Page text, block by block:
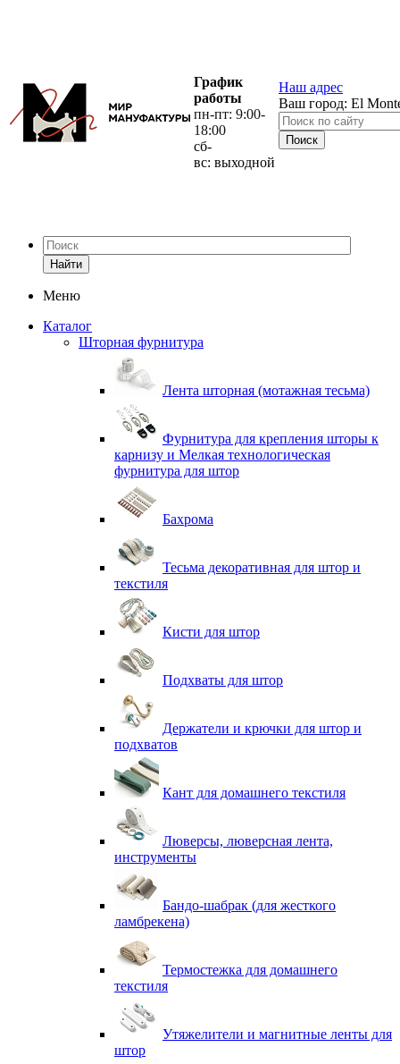
График
работы
пн-пт: 9:00-
18:00
сб-
вс: выходной
Наш адрес
Ваш город: El
Найти
Меню
Каталог
Шторная фурнитура
Лента шторная (мотажная тесьма)
Фурнитура для крепления шторы к
карнизу и Мелкая технологическая
фурнитура для штор
Бахрома
Тесьма декоративная для штор и
текстиля
Кисти для штор
Подхваты для штор
Держатели и крючки для штор и
подхватов
Кант для домашнего текстиля
Люверсы, люверсная лента,
инструменты
Бандо-шабрак (для жесткого
ламбрекена)
Термостежка для домашнего
текстиля
Утяжелители и магнитные ленты для
штор